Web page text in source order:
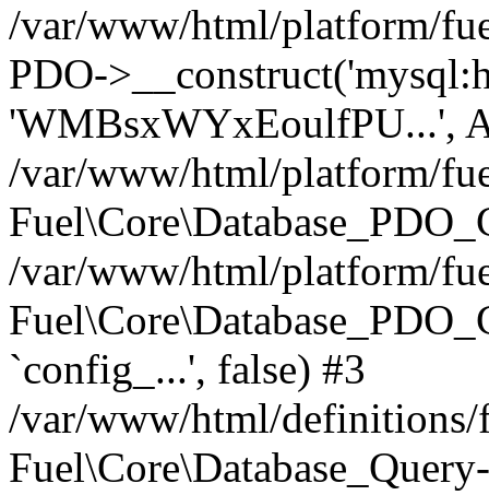
/var/www/html/platform/
PDO-
'WMBsxWYxEoulfPU...',
/var/www/html/platform/
/var/www/html/platform/
`config_...', false) #3
/var/www/html/definitions/